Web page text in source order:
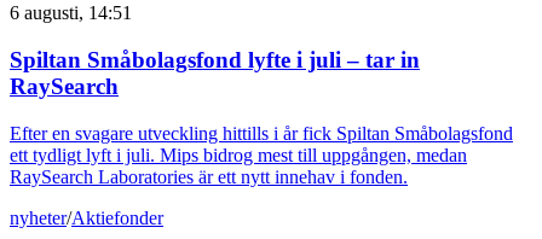
6 augusti, 14:51
Spiltan Småbolagsfond lyfte i juli – tar in
RaySearch
Efter en svagare utveckling hittills i år fick Spiltan Småbolagsfond
ett tydligt lyft i juli. Mips bidrog mest till uppgången, medan
RaySearch Laboratories är ett nytt innehav i fonden.
nyheter/Aktiefonder